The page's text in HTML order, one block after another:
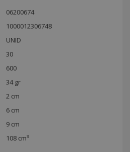
06200674
1000012306748
UNID
30
600
34 gr
2 cm
6 cm
9 cm
108 cm³